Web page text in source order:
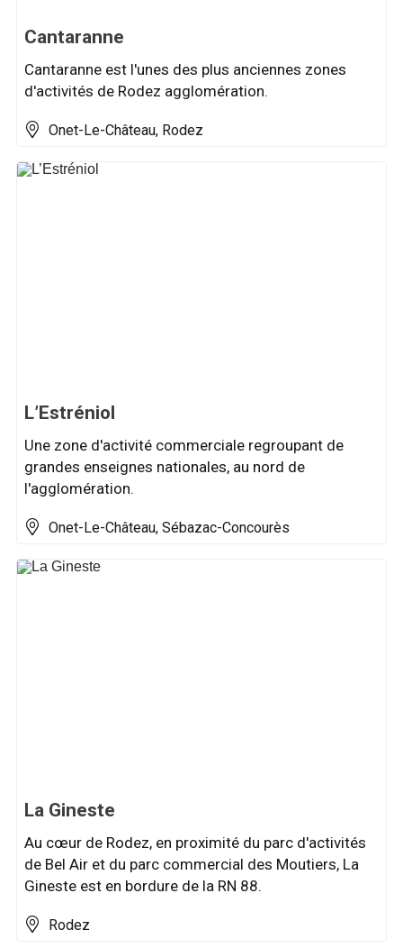
Cantaranne
Cantaranne est l'unes des plus anciennes zones
d'activités de Rodez agglomération.
Onet-Le-Château, Rodez
L’Estréniol
Une zone d'activité commerciale regroupant de
grandes enseignes nationales, au nord de
l'agglomération.
Onet-Le-Château, Sébazac-Concourès
La Gineste
Au cœur de Rodez, en proximité du parc d'activités
de Bel Air et du parc commercial des Moutiers, La
Gineste est en bordure de la RN 88.
Rodez